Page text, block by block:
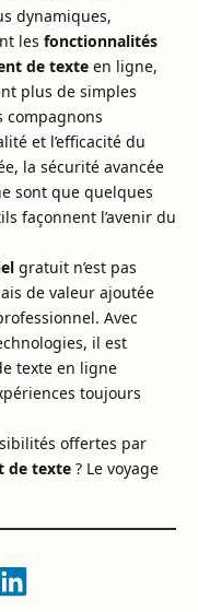
dynamiques,
les fonctionnalités
de texte en ligne,
plus de simples
compagnons
et l’efficacité du
la sécurité avancée
sont que quelques
façonnent l’avenir du
gratuit n’est pas
de valeur ajoutée
Avec
il est
texte en ligne
toujours
offertes par
de texte ? Le voyage